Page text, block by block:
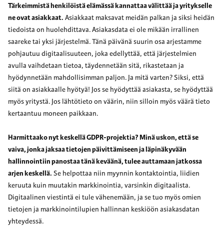
Tärkeimmistä henkilöistä elämässä kannattaa välittää ja yritykselle
ne ovat asiakkaat. Asiakkaat maksavat meidän palkan ja siksi heidän
tiedoista on huolehdittava. Asiakasdata ei ole mikään irrallinen
saareke tai yksi järjestelmä. Tänä päivänä suurin osa arjestamme
pohjautuu digitaalisuuteen, joka edellyttää, että järjestelmien
avulla vaihdetaan tietoa, täydennetään sitä, rikastetaan ja
hyödynnetään mahdollisimman paljon. Ja mitä varten? Siksi, että
siitä on asiakkaalle hyötyä! Jos se hyödyttää asiakasta, se hyödyttää
myös yritystä. Jos lähtötieto on väärin, niin silloin myös väärä tieto
kertaantuu moneen paikkaan.
Harmittaako nyt keskellä GDPR-projektia? Minä uskon, että se
vaiva, jonka jaksaa tietojen päivittämiseen ja läpinäkyvään
hallinnointiin panostaa tänä keväänä, tulee auttamaan jatkossa
arjen keskellä. Se helpottaa niin myynnin kontaktointia, liidien
keruuta kuin muutakin markkinointia, varsinkin digitaalista.
Digitaalinen viestintä ei tule vähenemään, ja se tuo myös omien
tietojen ja markkinointilupien hallinnan keskiöön asiakasdatan
yhteydessä.